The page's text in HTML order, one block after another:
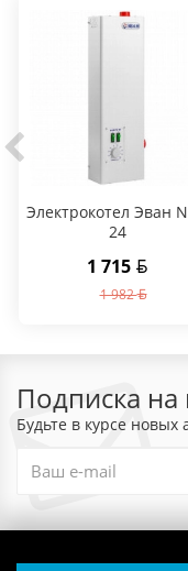
Электрокотел Эван
24
1 715
1 982
Подписка на
Будьте в курсе